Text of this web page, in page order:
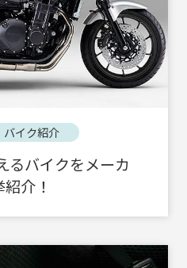
バイク紹介
るバイクをメーカ
介！